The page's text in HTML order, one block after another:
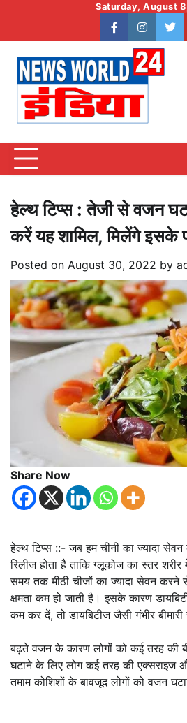
content
Saturday, August
facebook
हेल्थ टिप्स : तेजी से वजन
करें यह शामिल, मिलेंगे इसके
Posted on August 30, 2022 by
Share Now
हेल्थ टिप्स ::- जब हम चीनी का ज्‍यादा
र‍िलीज होता है ताक‍ि ग्‍लूकोज का स्‍तर
समय तक मीठी चीजों का ज्‍यादा सेवन करने
क्षमता कम हो जाती है। इसके कारण
कम कर दें, तो डायब‍िटीज जैसी गंभीर
बढ़ते वजन के कारण लोगों को कई तरह की
घटाने के लिए लोग कई तरह की एक्सराइज
तमाम कोशिशों के बावजूद लोगों को वजन